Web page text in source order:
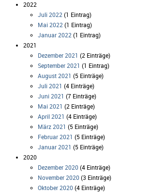
2022
Juli 2022 (1 Eintrag)
Mai 2022 (1 Eintrag)
Januar 2022 (1 Eintrag)
2021
Dezember 2021 (2 Einträge)
September 2021 (1 Eintrag)
August 2021 (5 Einträge)
Juli 2021 (4 Einträge)
Juni 2021 (7 Einträge)
Mai 2021 (2 Einträge)
April 2021 (4 Einträge)
März 2021 (5 Einträge)
Februar 2021 (5 Einträge)
Januar 2021 (5 Einträge)
2020
Dezember 2020 (4 Einträge)
November 2020 (3 Einträge)
Oktober 2020 (4 Einträge)